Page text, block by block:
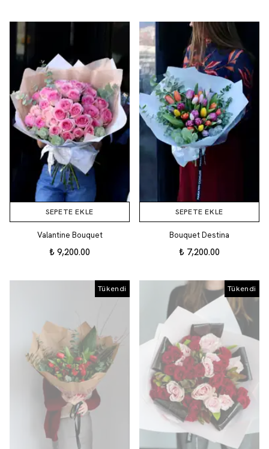
SEPETE EKLE
Valantine Bouquet
₺ 9,200.00
SEPETE EKLE
Bouquet Destina
₺ 7,200.00
Tükendi Tükendi